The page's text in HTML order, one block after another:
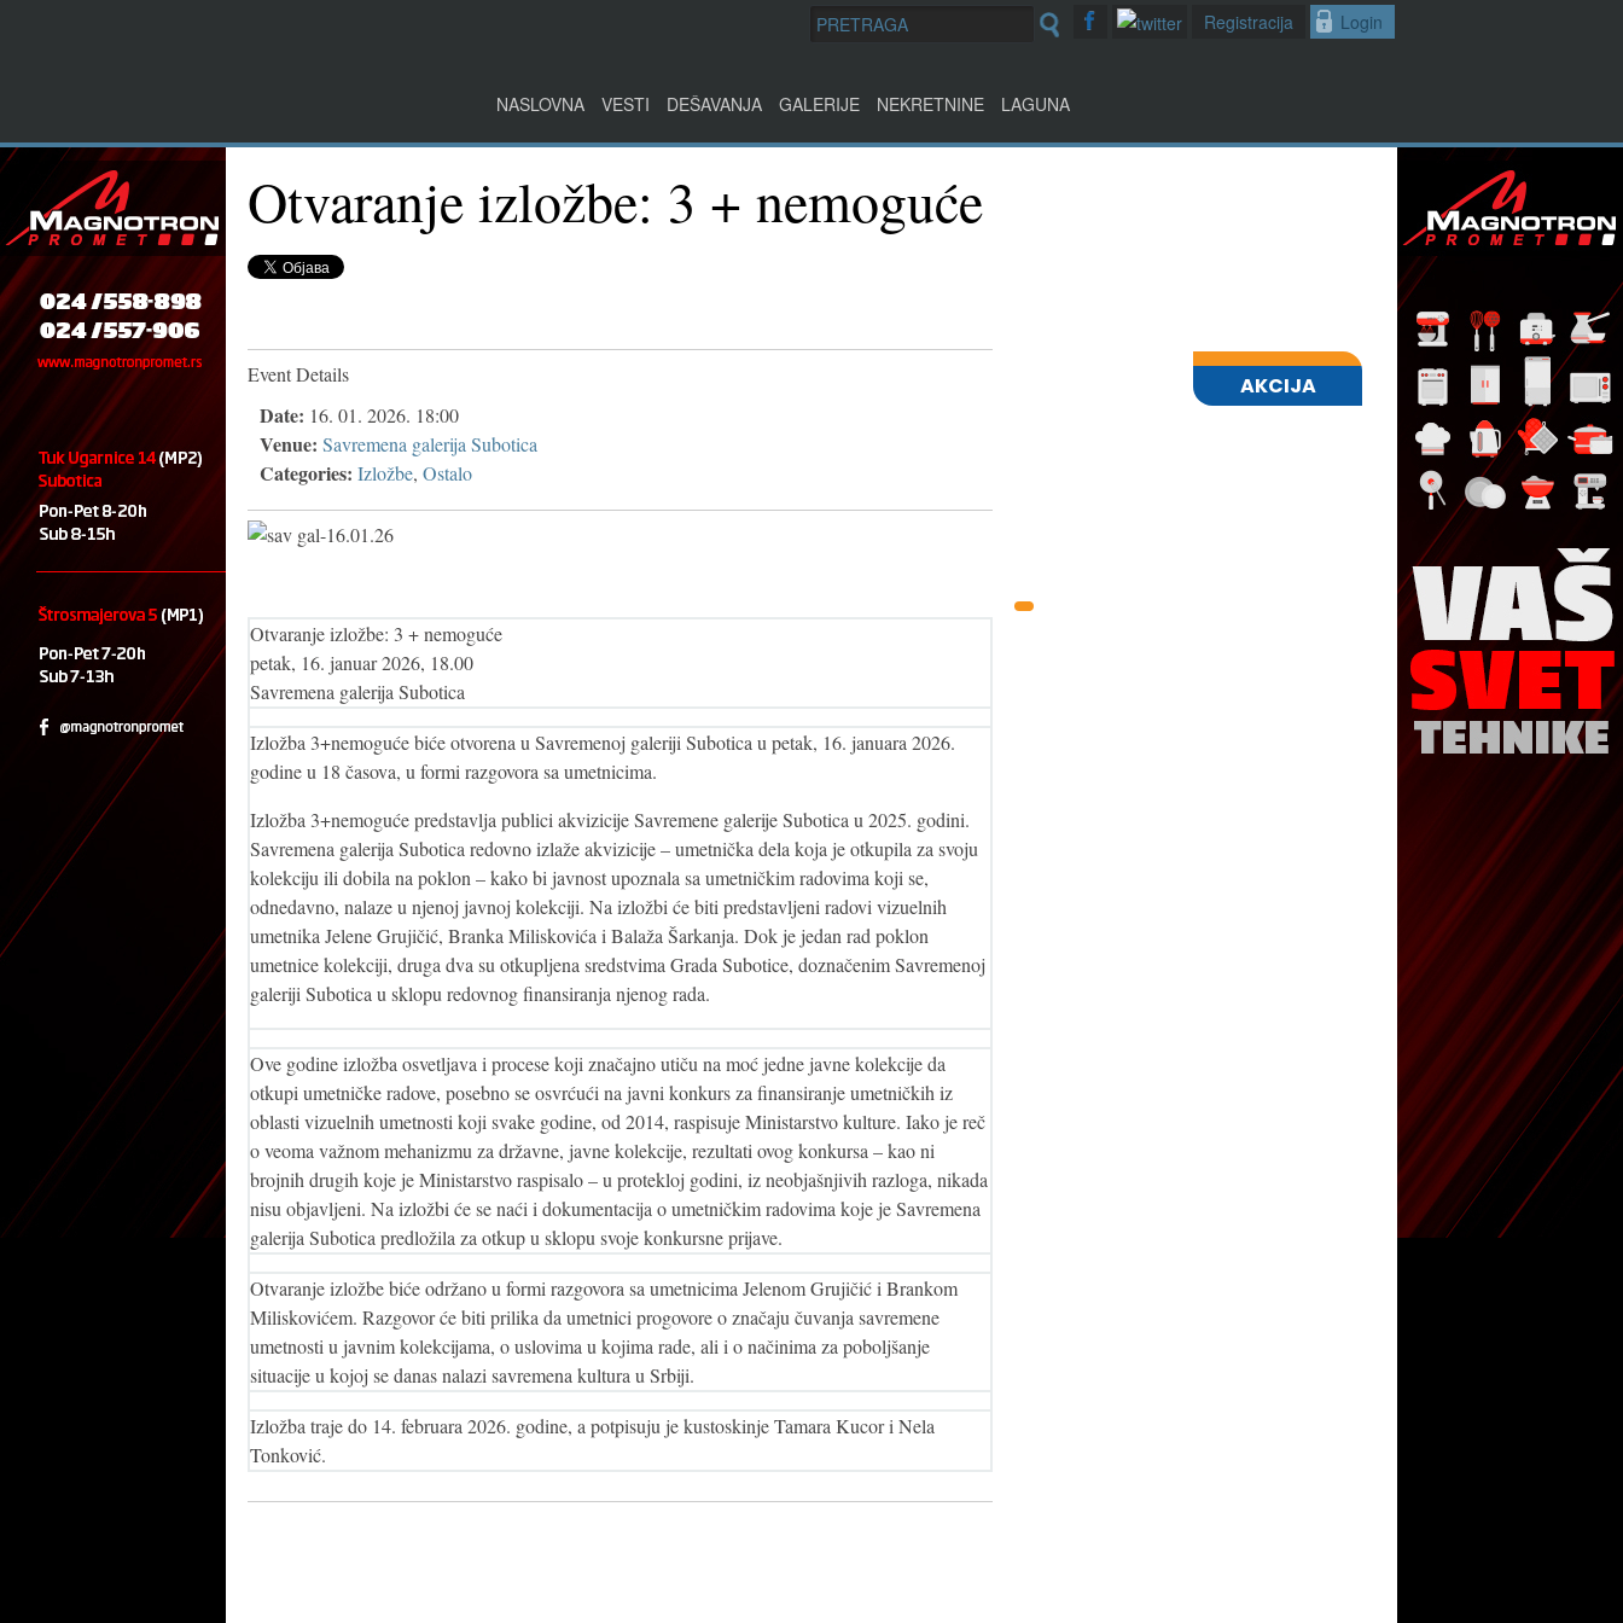
Login
Registracija
NASLOVNA VESTI DEŠAVANJA GALERIJE NEKRETNINE LAGUNA
Otvaranje izložbe: 3 + nemoguće
Event Details
Date: 16. 01. 2026. 18:00
Venue: Savremena galerija Subotica
Categories: Izložbe, Ostalo
Otvaranje izložbe: 3 + nemoguće
petak, 16. januar 2026, 18.00
Savremena galerija Subotica
Izložba 3+nemoguće biće otvorena u Savremenoj galeriji Subotica u petak, 16. januara 2026.
godine u 18 časova, u formi razgovora sa umetnicima.
Izložba 3+nemoguće predstavlja publici akvizicije Savremene galerije Subotica u 2025. godini.
Savremena galerija Subotica redovno izlaže akvizicije – umetnička dela koja je otkupila za svoju
kolekciju ili dobila na poklon – kako bi javnost upoznala sa umetničkim radovima koji se,
odnedavno, nalaze u njenoj javnoj kolekciji. Na izložbi će biti predstavljeni radovi vizuelnih
umetnika Jelene Grujičić, Branka Miliskovića i Balaža Šarkanja. Dok je jedan rad poklon
umetnice kolekciji, druga dva su otkupljena sredstvima Grada Subotice, doznačenim Savremenoj
galeriji Subotica u sklopu redovnog finansiranja njenog rada.
Ove godine izložba osvetljava i procese koji značajno utiču na moć jedne javne kolekcije da
otkupi umetničke radove, posebno se osvrćući na javni konkurs za finansiranje umetničkih iz
oblasti vizuelnih umetnosti koji svake godine, od 2014, raspisuje Ministarstvo kulture. Iako je reč
o veoma važnom mehanizmu za državne, javne kolekcije, rezultati ovog konkursa – kao ni
brojnih drugih koje je Ministarstvo raspisalo – u protekloj godini, iz neobjašnjivih razloga, nikada
nisu objavljeni. Na izložbi će se naći i dokumentacija o umetničkim radovima koje je Savremena
galerija Subotica predložila za otkup u sklopu svoje konkursne prijave.
Otvaranje izložbe biće održano u formi razgovora sa umetnicima Jelenom Grujičić i Brankom
Miliskovićem. Razgovor će biti prilika da umetnici progovore o značaju čuvanja savremene
umetnosti u javnim kolekcijama, o uslovima u kojima rade, ali i o načinima za poboljšanje
situacije u kojoj se danas nalazi savremena kultura u Srbiji.
Izložba traje do 14. februara 2026. godine, a potpisuju je kustoskinje Tamara Kucor i Nela
Tonković.